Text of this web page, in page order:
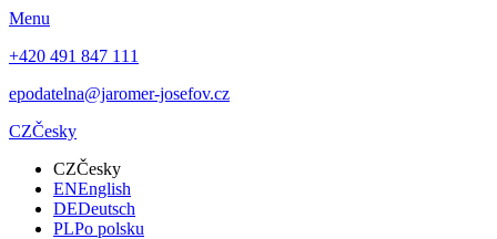
Menu
+420 491 847 111
epodatelna@jaromer-josefov.cz
CZČesky
CZČesky
ENEnglish
DEDeutsch
PLPo polsku